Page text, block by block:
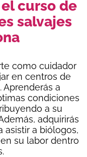
curso de
salvajes
como cuidador
en centros de
Aprenderás a
condiciones
a su
adquirirás
asistir a biólogos,
su labor dentro